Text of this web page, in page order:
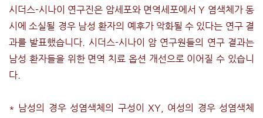
시더스-시나이 연구진은 암세포와 면역세포에서 Y 염색체가 동
시에 소실될 경우 남성 환자의 예후가 악화될 수 있다는 연구 결
과를 발표했습니다. 시더스-시나이 암 연구원들의 연구 결과는
남성 환자들을 위한 면역 치료 옵션 개선으로 이어질 수 있습니
다.
* 남성의 경우 성염색체의 구성이 XY, 여성의 경우 성염색체